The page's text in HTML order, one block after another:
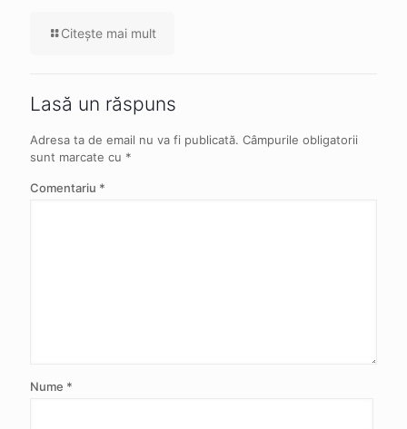
Citeşte mai mult
Lasă un răspuns
Adresa ta de email nu va fi publicată. Câmpurile obligatorii
sunt marcate cu *
Comentariu *
Nume *